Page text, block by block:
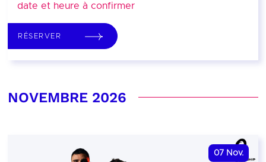
date et heure à confirmer
RÉSERVER
NOVEMBRE 2026
07 Nov.